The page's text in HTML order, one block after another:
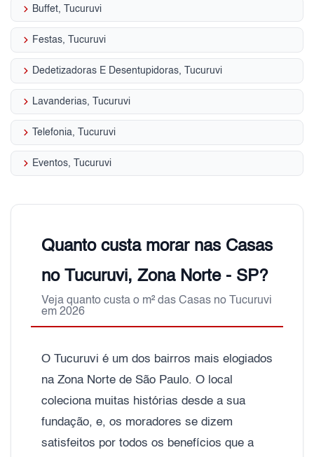
keyboard_arrow_right Buffet, Tucuruvi
keyboard_arrow_right Festas, Tucuruvi
keyboard_arrow_right Dedetizadoras E Desentupidoras, Tucuruvi
keyboard_arrow_right Lavanderias, Tucuruvi
keyboard_arrow_right Telefonia, Tucuruvi
keyboard_arrow_right Eventos, Tucuruvi
Quanto custa morar nas Casas
no Tucuruvi, Zona Norte - SP?
Veja quanto custa o m² das Casas no Tucuruvi
em 2026
O Tucuruvi é um dos bairros mais elogiados
na Zona Norte de São Paulo. O local
coleciona muitas histórias desde a sua
fundação, e, os moradores se dizem
satisfeitos por todos os benefícios que a